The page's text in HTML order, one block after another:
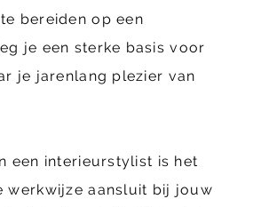
bereiden op een
je een sterke basis voor
je jarenlang plezier van
een interieurstylist is het
werkwijze aansluit bij jouw